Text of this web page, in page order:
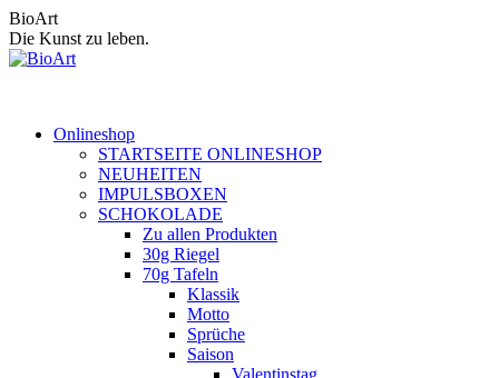
Zum
Inhalt
springen
BioArt
Die Kunst zu leben.
Onlineshop
STARTSEITE ONLINESHOP
NEUHEITEN
IMPULSBOXEN
SCHOKOLADE
Zu allen Produkten
30g Riegel
70g Tafeln
Klassik
Motto
Sprüche
Saison
Valentinstag